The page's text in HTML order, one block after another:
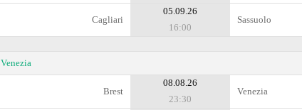
Cagliari
05.09.26
16:00
Sassuolo
Venezia
Brest
08.08.26
23:30
Venezia